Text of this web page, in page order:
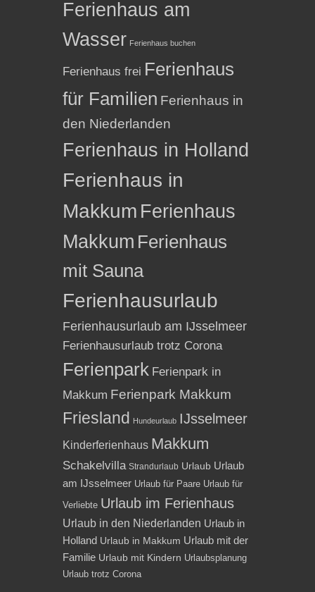
Ferienhaus am
Wasser Ferienhaus buchen
Ferienhaus frei Ferienhaus
für Familien Ferienhaus in
den Niederlanden
Ferienhaus in Holland
Ferienhaus in
Makkum Ferienhaus
Makkum Ferienhaus
mit Sauna
Ferienhausurlaub
Ferienhausurlaub am IJsselmeer
Ferienhausurlaub trotz Corona
Ferienpark Ferienpark in
Makkum Ferienpark Makkum
Friesland Hundeurlaub IJsselmeer
Kinderferienhaus Makkum
Schakelvilla Strandurlaub Urlaub Urlaub
am IJsselmeer Urlaub für Paare Urlaub für
Verliebte Urlaub im Ferienhaus
Urlaub in den Niederlanden Urlaub in
Holland Urlaub in Makkum Urlaub mit der
Familie Urlaub mit Kindern Urlaubsplanung
Urlaub trotz Corona